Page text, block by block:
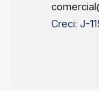
Creci: J-